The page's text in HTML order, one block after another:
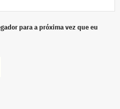
para a próxima vez que eu